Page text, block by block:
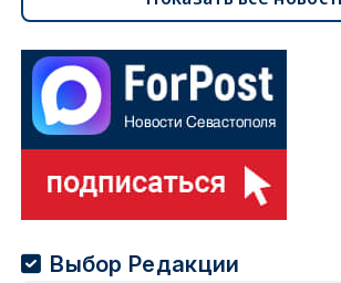
Выбор Редакции